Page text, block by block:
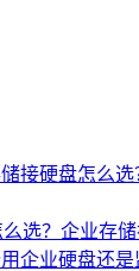
接硬盘怎么
选？企业存储
企业硬盘还